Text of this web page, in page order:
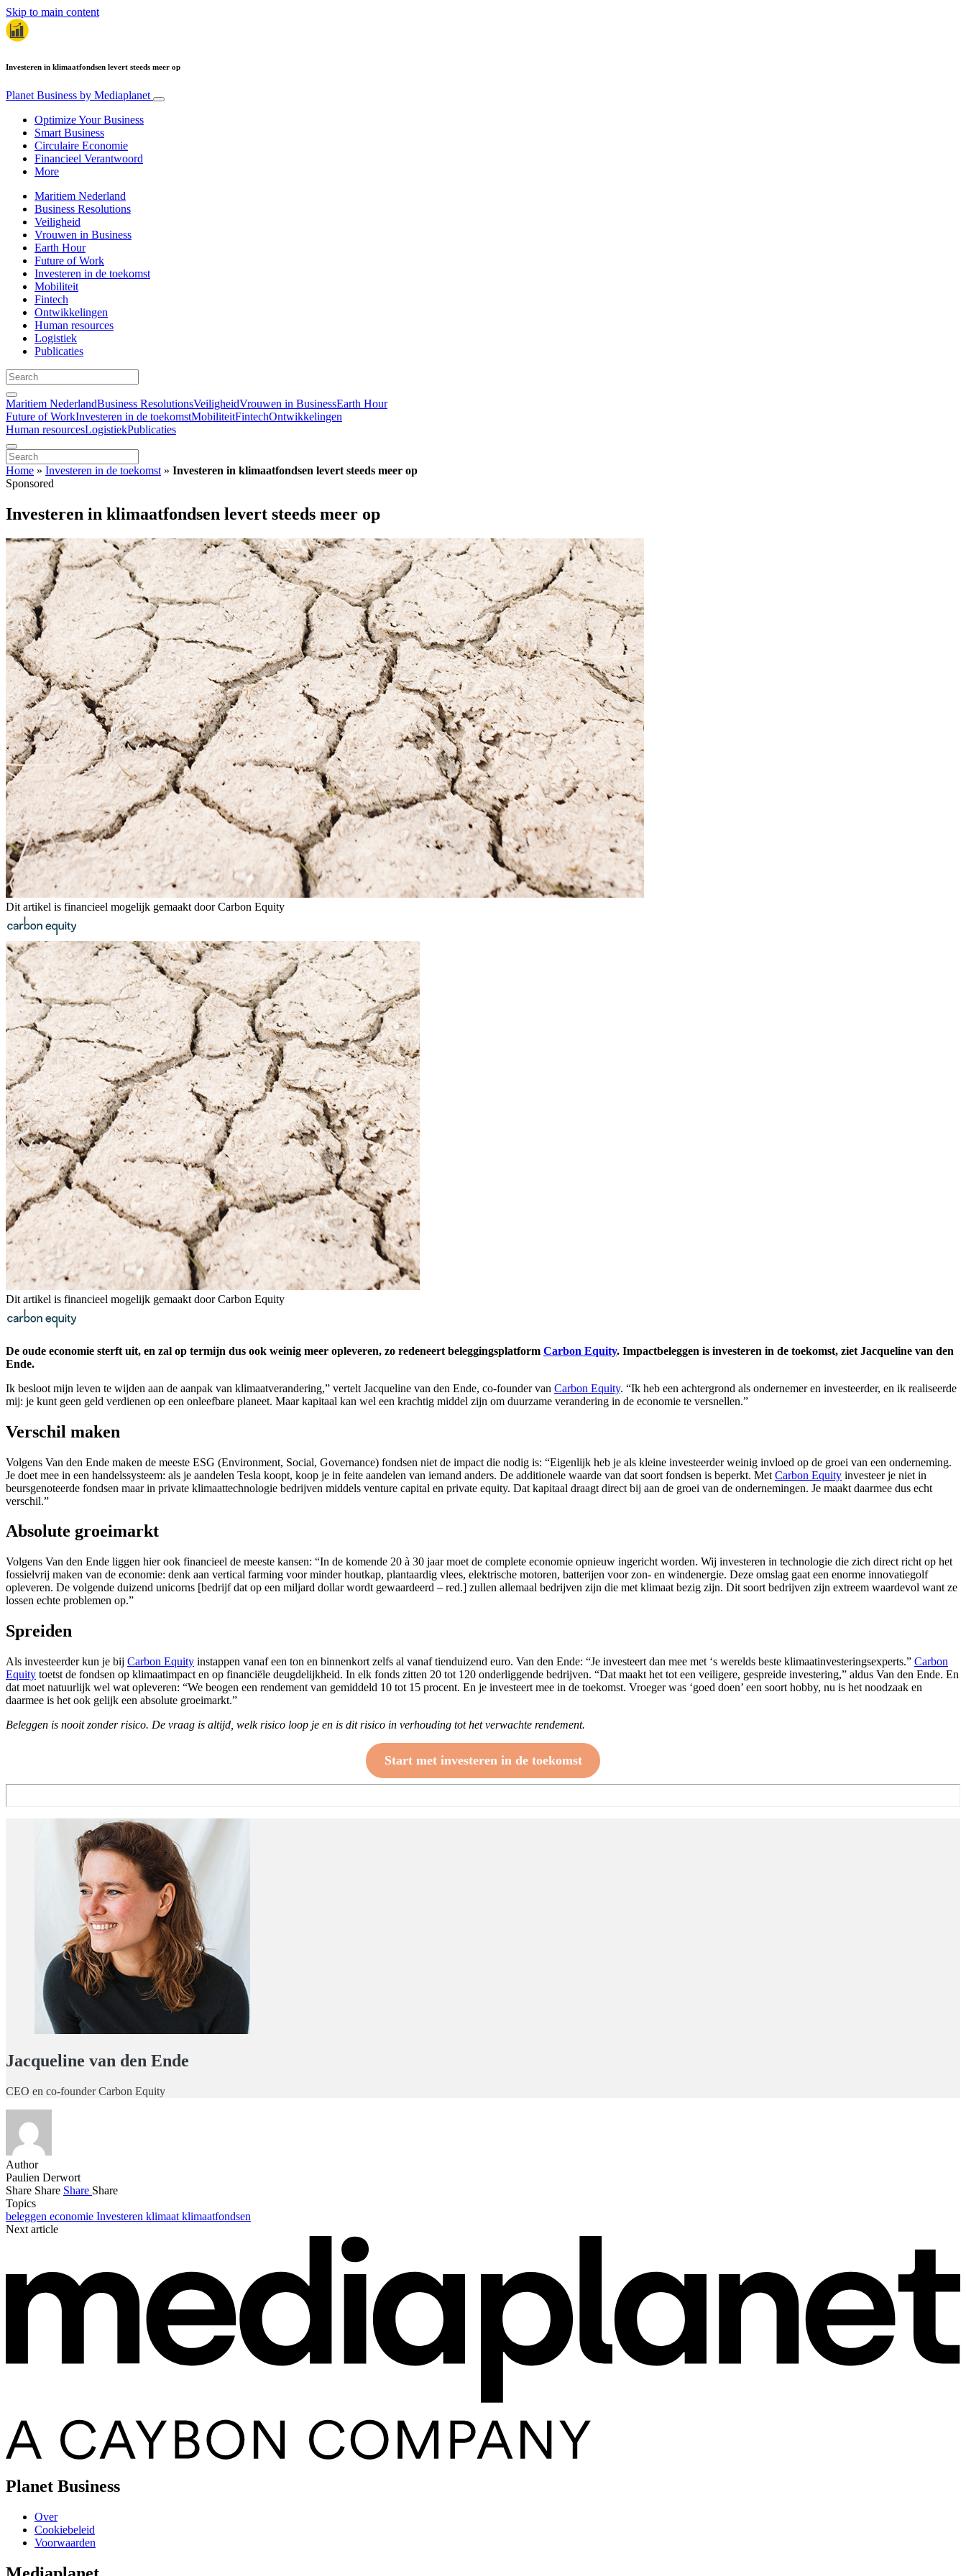
Skip to main content
Investeren in klimaatfondsen levert steeds meer op
Planet Business by Mediaplanet
Optimize Your Business
Smart Business
Circulaire Economie
Financieel Verantwoord
More
Maritiem Nederland
Business Resolutions
Veiligheid
Vrouwen in Business
Earth Hour
Future of Work
Investeren in de toekomst
Mobiliteit
Fintech
Ontwikkelingen
Human resources
Logistiek
Publicaties
Maritiem NederlandBusiness ResolutionsVeiligheidVrouwen in BusinessEarth Hour
Future of WorkInvesteren in de toekomstMobiliteitFintechOntwikkelingen
Human resourcesLogistiekPublicaties
Home » Investeren in de toekomst » Investeren in klimaatfondsen levert steeds meer op
Sponsored
Investeren in klimaatfondsen levert steeds meer op
Dit artikel is financieel mogelijk gemaakt door Carbon Equity
Dit artikel is financieel mogelijk gemaakt door Carbon Equity
De oude economie sterft uit, en zal op termijn dus ook weinig meer opleveren, zo redeneert beleggingsplatform Carbon Equity. Impactbeleggen is investeren in de toekomst, ziet Jacqueline van den
Ende.
Ik besloot mijn leven te wijden aan de aanpak van klimaatverandering,” vertelt Jacqueline van den Ende, co-founder van Carbon Equity. “Ik heb een achtergrond als ondernemer en investeerder, en ik realiseerde
mij: je kunt geen geld verdienen op een onleefbare planeet. Maar kapitaal kan wel een krachtig middel zijn om duurzame verandering in de economie te versnellen.”
Verschil maken
Volgens Van den Ende maken de meeste ESG (Environment, Social, Governance) fondsen niet de impact die nodig is: “Eigenlijk heb je als kleine investeerder weinig invloed op de groei van een onderneming.
Je doet mee in een handelssysteem: als je aandelen Tesla koopt, koop je in feite aandelen van iemand anders. De additionele waarde van dat soort fondsen is beperkt. Met Carbon Equity investeer je niet in
beursgenoteerde fondsen maar in private klimaattechnologie bedrijven middels venture capital en private equity. Dat kapitaal draagt direct bij aan de groei van de ondernemingen. Je maakt daarmee dus echt
verschil.”
Absolute groeimarkt
Volgens Van den Ende liggen hier ook financieel de meeste kansen: “In de komende 20 à 30 jaar moet de complete economie opnieuw ingericht worden. Wij investeren in technologie die zich direct richt op het
fossielvrij maken van de economie: denk aan vertical farming voor minder houtkap, plantaardig vlees, elektrische motoren, batterijen voor zon- en windenergie. Deze omslag gaat een enorme innovatiegolf
opleveren. De volgende duizend unicorns [bedrijf dat op een miljard dollar wordt gewaardeerd – red.] zullen allemaal bedrijven zijn die met klimaat bezig zijn. Dit soort bedrijven zijn extreem waardevol want ze
lossen echte problemen op.”
Spreiden
Als investeerder kun je bij Carbon Equity instappen vanaf een ton en binnenkort zelfs al vanaf tienduizend euro. Van den Ende: “Je investeert dan mee met ‘s werelds beste klimaatinvesteringsexperts.” Carbon
Equity toetst de fondsen op klimaatimpact en op financiële deugdelijkheid. In elk fonds zitten 20 tot 120 onderliggende bedrijven. “Dat maakt het tot een veiligere, gespreide investering,” aldus Van den Ende. En
dat moet natuurlijk wel wat opleveren: “We beogen een rendement van gemiddeld 10 tot 15 procent. En je investeert mee in de toekomst. Vroeger was ‘goed doen’ een soort hobby, nu is het noodzaak en
daarmee is het ook gelijk een absolute groeimarkt.”
Beleggen is nooit zonder risico. De vraag is altijd, welk risico loop je en is dit risico in verhouding tot het verwachte rendement.
Start met investeren in de toekomst
Jacqueline van den Ende
CEO en co-founder Carbon Equity
Author
Paulien Derwort
Share Share Share Share
Topics
beleggen economie Investeren klimaat klimaatfondsen
Next article
Planet Business
Over
Cookiebeleid
Voorwaarden